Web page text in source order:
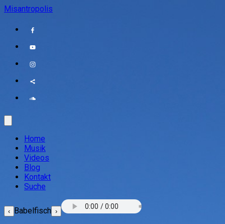
Misantropolis
Home
Musik
Videos
Blog
Kontakt
Suche
‹ Babelfisch ›